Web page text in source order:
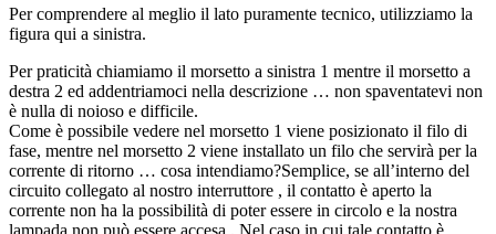
Per comprendere al meglio il lato puramente tecnico, utilizziamo la
figura qui a sinistra.
Per praticità chiamiamo il morsetto a sinistra 1 mentre il morsetto a
destra 2 ed addentriamoci nella descrizione … non spaventatevi non
è nulla di noioso e difficile.
Come è possibile vedere nel morsetto 1 viene posizionato il filo di
fase, mentre nel morsetto 2 viene installato un filo che servirà per la
corrente di ritorno … cosa intendiamo?Semplice, se all’interno del
circuito collegato al nostro interruttore , il contatto è aperto la
corrente non ha la possibilità di poter essere in circolo e la nostra
lampada non può essere accesa . Nel caso in cui tale contatto è